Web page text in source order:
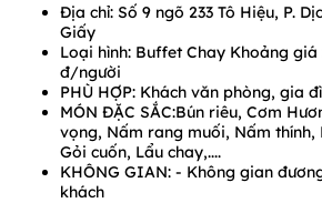
Địa chỉ: Số 9 ngõ 233 Tô Hiệu, P.
Giấy
Loại hình: Buffet Chay Khoảng giá
đ/người
PHÙ HỢP: Khách văn phòng, gia
MÓN ĐẶC SẮC:Bún riêu, Cơm
vọng, Nấm rang muối, Nấm thính,
Gỏi cuốn, Lẩu chay,....
KHÔNG GIAN: - Không gian
khách